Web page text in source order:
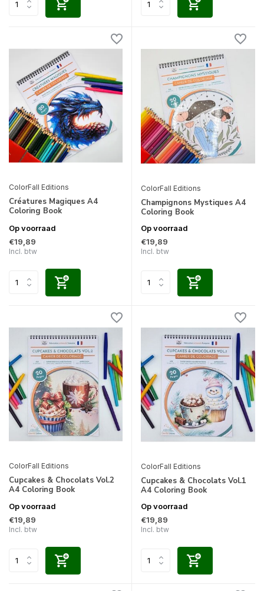
ColorFall Editions
Créatures Magiques A4
Coloring Book
Op voorraad
€19,89
Incl. btw
ColorFall Editions
Champignons Mystiques A4
Coloring Book
Op voorraad
€19,89
Incl. btw
ColorFall Editions
Cupcakes & Chocolats Vol.2
A4 Coloring Book
Op voorraad
€19,89
Incl. btw
ColorFall Editions
Cupcakes & Chocolats Vol.1
A4 Coloring Book
Op voorraad
€19,89
Incl. btw